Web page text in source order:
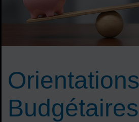
Orientations
Budgétaires